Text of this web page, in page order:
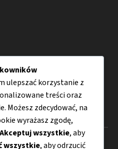
ulepszać korzystanie z
treści oraz
Możesz zdecydować, na
wyrażasz zgodę,
Akceptuj wszystkie, aby
wszystkie, aby odrzucić